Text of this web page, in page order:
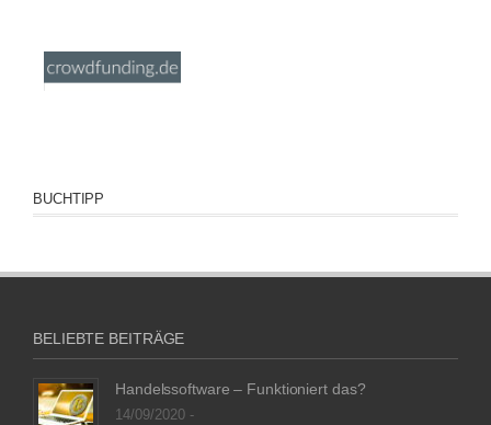
BUCHTIPP
BELIEBTE BEITRÄGE
Handelssoftware – Funktioniert das?
14/09/2020 -